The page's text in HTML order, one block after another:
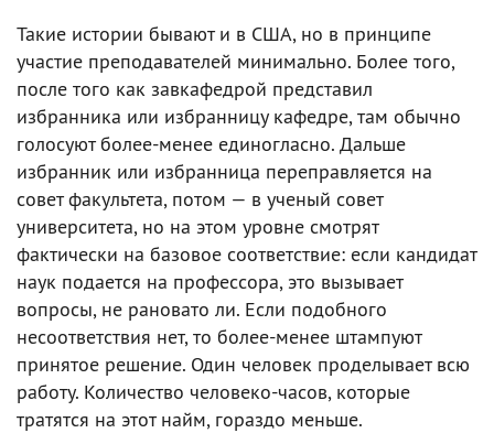
Такие истории бывают и в США, но в принципе
участие преподавателей минимально. Более того,
после того как завкафедрой представил
избранника или избранницу кафедре, там обычно
голосуют более-менее единогласно. Дальше
избранник или избранница переправляется на
совет факультета, потом — в ученый совет
университета, но на этом уровне смотрят
фактически на базовое соответствие: если кандидат
наук подается на профессора, это вызывает
вопросы, не рановато ли. Если подобного
несоответствия нет, то более-менее штампуют
принятое решение. Один человек проделывает всю
работу. Количество человеко-часов, которые
тратятся на этот найм, гораздо меньше.